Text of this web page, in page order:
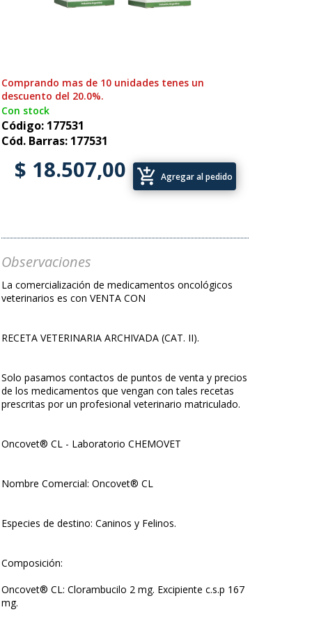
Comprando mas de 10 unidades tenes un
descuento del 20.0%.
Con stock
Código: 177531
Cód. Barras: 177531
$ 18.507,00 add_shopping_cart Agregar al pedido
Observaciones
La comercialización de medicamentos oncológicos
veterinarios es con VENTA CON
RECETA VETERINARIA ARCHIVADA (CAT. II).
Solo pasamos contactos de puntos de venta y precios
de los medicamentos que vengan con tales recetas
prescritas por un profesional veterinario matriculado.
Oncovet® CL - Laboratorio CHEMOVET
Nombre Comercial: Oncovet® CL
Especies de destino: Caninos y Felinos.
Composición:
Oncovet® CL: Clorambucilo 2 mg. Excipiente c.s.p 167
mg.